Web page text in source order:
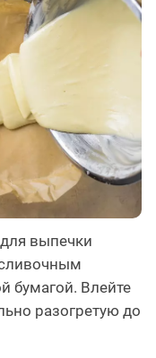
выпечки
бумагой. Влейте
разогретую до